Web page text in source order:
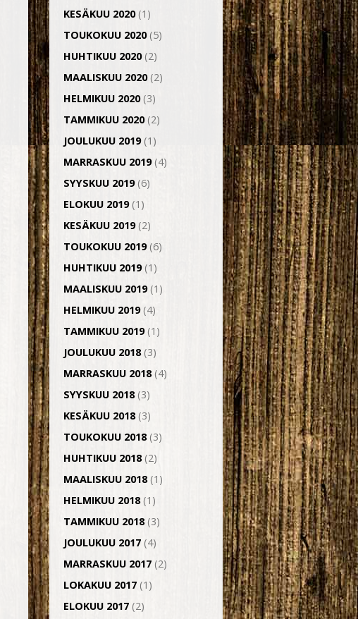
KESÄKUU 2020(1)
TOUKOKUU 2020(5)
HUHTIKUU 2020(2)
MAALISKUU 2020(2)
HELMIKUU 2020(3)
TAMMIKUU 2020(2)
JOULUKUU 2019(1)
MARRASKUU 2019(4)
SYYSKUU 2019(6)
ELOKUU 2019(1)
KESÄKUU 2019(2)
TOUKOKUU 2019(6)
HUHTIKUU 2019(1)
MAALISKUU 2019(1)
HELMIKUU 2019(4)
TAMMIKUU 2019(1)
JOULUKUU 2018(3)
MARRASKUU 2018(4)
SYYSKUU 2018(3)
KESÄKUU 2018(3)
TOUKOKUU 2018(3)
HUHTIKUU 2018(2)
MAALISKUU 2018(1)
HELMIKUU 2018(1)
TAMMIKUU 2018(3)
JOULUKUU 2017 (4)
MARRASKUU 2017 (2)
LOKAKUU 2017 (1)
ELOKUU 2017 (2)